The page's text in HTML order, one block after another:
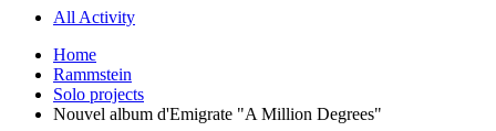
All Activity
Home
Rammstein
Solo projects
Nouvel album d'Emigrate "A Million Degrees"